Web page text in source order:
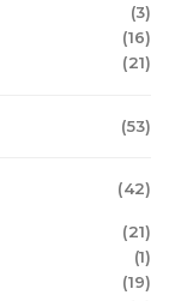
(3)
(16)
(21)
(53)
(42)
(21)
(1)
(19)